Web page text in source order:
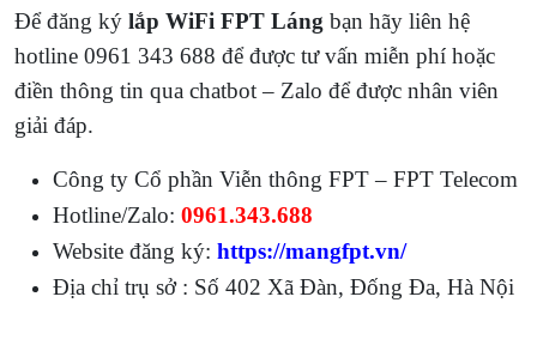
Để đăng ký lắp WiFi FPT Láng bạn hãy liên hệ
hotline 0961 343 688 để được tư vấn miễn phí hoặc
điền thông tin qua chatbot – Zalo để được nhân viên
giải đáp.
Công ty Cổ phần Viễn thông FPT – FPT Telecom
Hotline/Zalo: 0961.343.688
Website đăng ký: https://mangfpt.vn/
Địa chỉ trụ sở : Số 402 Xã Đàn, Đống Đa, Hà Nội